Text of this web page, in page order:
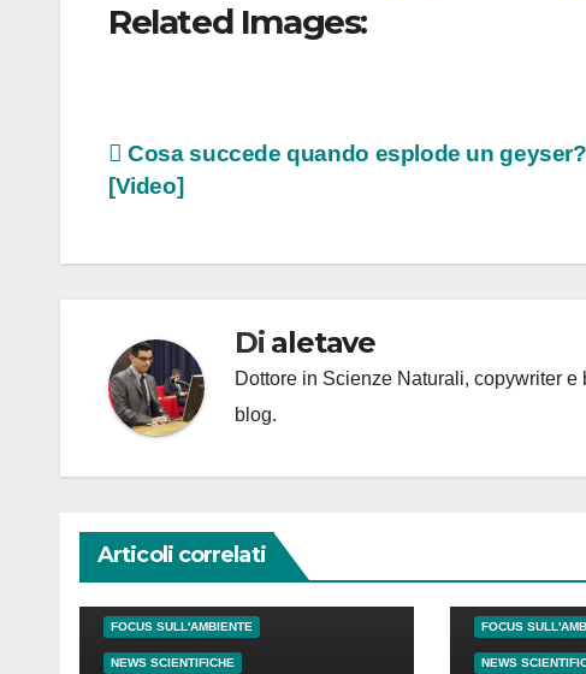
Related Images:
Navigazione
articoli
Cosa succede quando esplode un geyser?
[Video]
Di aletave
Dottore in Scienze Naturali, copywriter
blog.
Articoli correlati
FOCUS SULL'AMBIENTE
NEWS SCIENTIFICHE
FOCUS
NEWS